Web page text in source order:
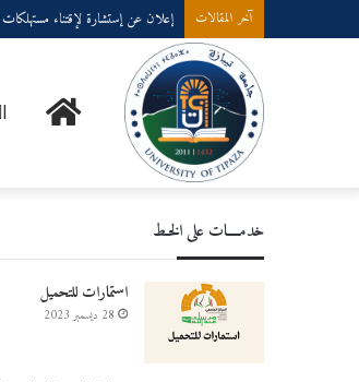
آخر المقالات إعلان عن إستشارة لإقتناء عتاد
خدمــــات على الخـط
استمارات للتحميل
28 ديسمبر 2023